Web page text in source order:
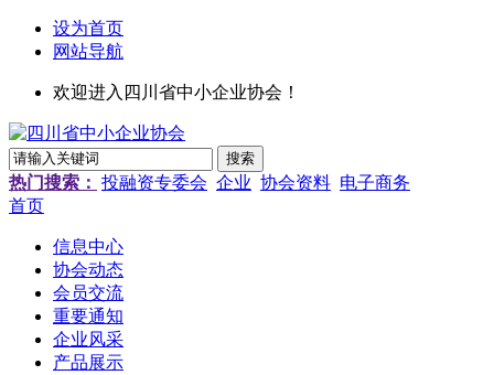
设为首页
网站导航
欢迎进入四川省中小企业协会！
热门搜索： 投融资专委会 企业 协会资料 电子商务
首页
信息中心
协会动态
会员交流
重要通知
企业风采
产品展示